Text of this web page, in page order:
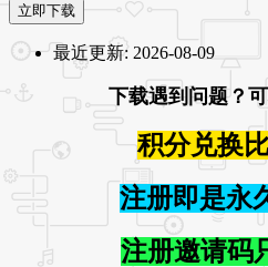
立即下载
最近更新: 2026-08-09
下载遇到问题？
积分兑换
注册即是永
注册邀请码